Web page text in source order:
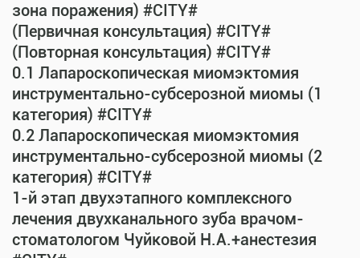
зона поражения) #CITY#
(Первичная консультация) #CITY#
(Повторная консультация) #CITY#
0.1 Лапароскопическая миомэктомия
инструментально-субсерозной миомы (1
категория) #CITY#
0.2 Лапароскопическая миомэктомия
инструментально-субсерозной миомы (2
категория) #CITY#
1-й этап двухэтапного комплексного
лечения двухканального зуба врачом-
стоматологом Чуйковой Н.А.+анестезия